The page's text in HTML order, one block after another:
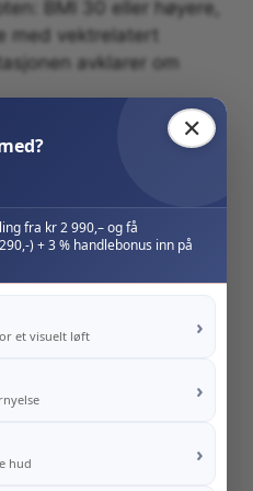
BMI 30 eller høyere,
med vektrelatert
avklarer om
vektkontroll
HOVEDPROGRAM ⭐
kr 2 195/mnd
binding
✕
fra kr 2 990,– og få
) + 3 % handlebonus inn på
et visuelt løft ›
›
hud ›